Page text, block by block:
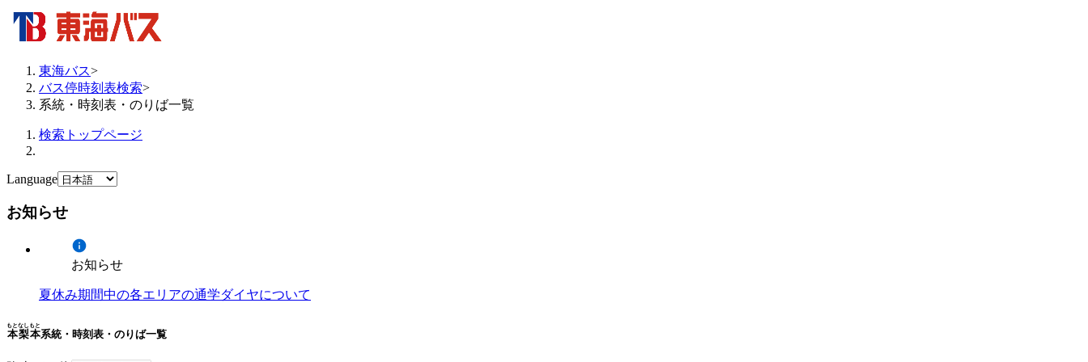
東海バス>
バス停時刻表検索>
系統・時刻表・のりば一覧
検索トップページ
Language
お知らせ
お知らせ
夏休み期間中の各エリアの通学ダイヤについて
本梨本
もとなしもと
系統・時刻表・のりば一覧